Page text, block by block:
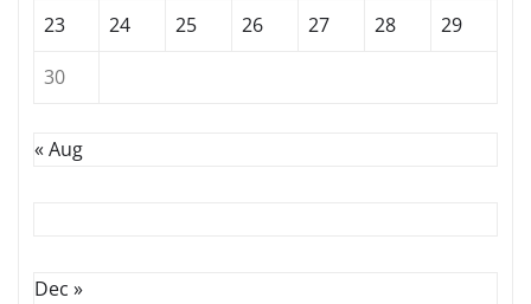
23
24 25 26 27 28
29
30
« Aug
Dec »